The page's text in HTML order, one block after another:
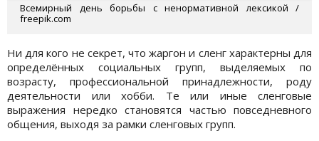
Всемирный день борьбы с ненормативной лексикой /
freepik.com
Ни для кого не секрет, что жаргон и сленг характерны для
определённых социальных групп, выделяемых по
возрасту, профессиональной принадлежности, роду
деятельности или хобби. Те или иные сленговые
выражения нередко становятся частью повседневного
общения, выходя за рамки сленговых групп.